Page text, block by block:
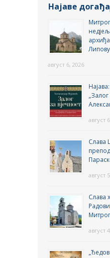
Најаве
Липову
август 6, 2026
„Залог
август
Слава
август
Слава
август